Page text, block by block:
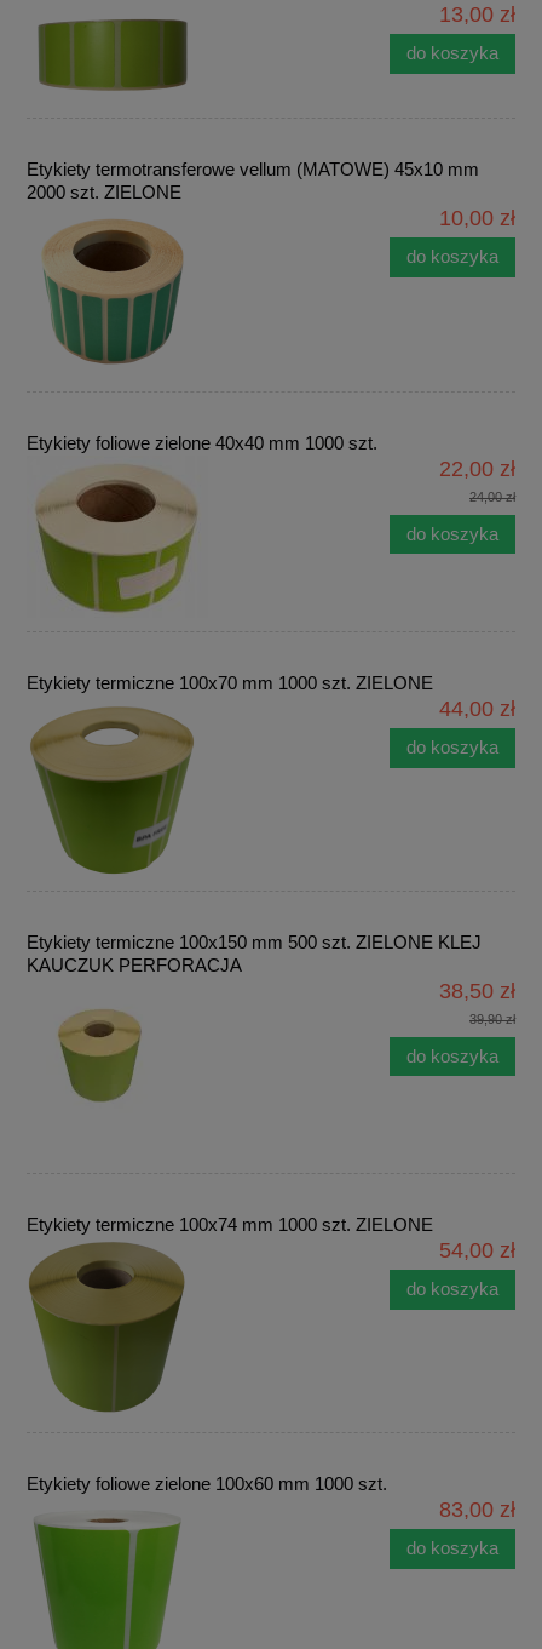
13,00 zł
do koszyka
Etykiety termotransferowe vellum (MATOWE) 45x10 mm
2000 szt. ZIELONE
10,00 zł
do koszyka
Etykiety foliowe zielone 40x40 mm 1000 szt.
22,00 zł
24,00 zł
do koszyka
Etykiety termiczne 100x70 mm 1000 szt. ZIELONE
44,00 zł
do koszyka
Etykiety termiczne 100x150 mm 500 szt. ZIELONE KLEJ
KAUCZUK PERFORACJA
38,50 zł
39,90 zł
do koszyka
Etykiety termiczne 100x74 mm 1000 szt. ZIELONE
54,00 zł
do koszyka
Etykiety foliowe zielone 100x60 mm 1000 szt.
83,00 zł
do koszyka